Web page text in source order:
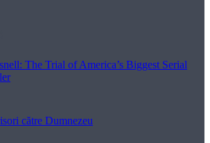
The Trial of America’s Biggest Serial
către Dumnezeu